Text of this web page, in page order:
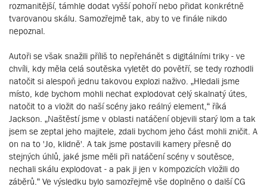
rozmanitější, támhle dodat vyšší pohoří nebo přidat konkrétně
tvarovanou skálu. Samozřejmě tak, aby to ve finále nikdo
nepoznal.
Autoři se však snažili příliš to nepřehánět s digitálními triky - ve
chvíli, kdy měla celá soutěska vyletět do povětří, se tedy rozhodli
natočit si alespoň jednu takovou explozi naživo. „Hledali jsme
místo, kde bychom mohli nechat explodovat celý skalnatý útes,
natočit to a vložit do naší scény jako reálný element,“ říká
Jackson. „Naštěstí jsme v oblasti natáčení objevili starý lom a tak
jsem se zeptal jeho majitele, zdali bychom jeho část mohli zničit. A
on na to 'Jo, klidně'. A tak jsme postavili kamery přesně do
stejných úhlů, jaké jsme měli při natáčení scény v soutěsce,
nechali skálu explodovat - a pak ji jen v kompozicích vložili do
záběrů.“ Ve výsledku bylo samozřejmě vše doplněno o další CG